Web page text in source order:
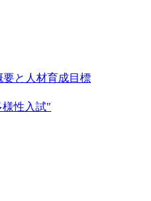
要と人材育成目標
性入試"